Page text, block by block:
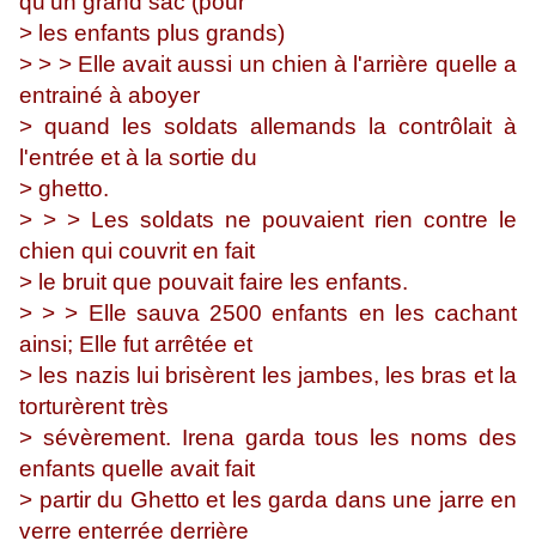
> les enfants plus grands)
> > > Elle avait aussi un chien à l'arrière quelle a
entrainé à aboyer
> quand les soldats allemands la contrôlait à
l'entrée et à la sortie du
> ghetto.
> > > Les soldats ne pouvaient rien contre le
chien qui couvrit en fait
> le bruit que pouvait faire les enfants.
> > > Elle sauva 2500 enfants en les cachant
ainsi; Elle fut arrêtée et
> les nazis lui brisèrent les jambes, les bras et la
torturèrent très
> sévèrement. Irena garda tous les noms des
enfants quelle avait fait
> partir du Ghetto et les garda dans une jarre en
verre enterrée derrière